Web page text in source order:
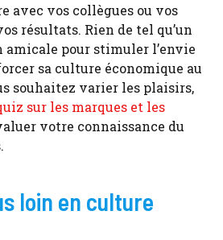
avec vos collègues ou vos
résultats. Rien de tel qu’un
amicale pour stimuler l’envie
sa culture économique au
souhaitez varier les plaisirs,
sur les marques et les
votre connaissance du
loin en culture